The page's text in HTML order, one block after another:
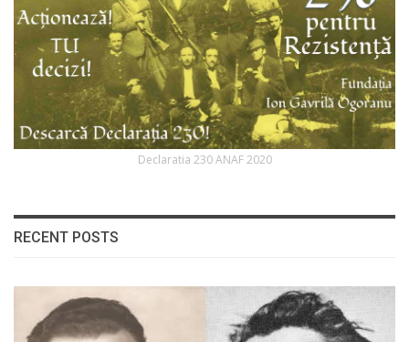
Declaratia 230 ANAF 2020
RECENT POSTS